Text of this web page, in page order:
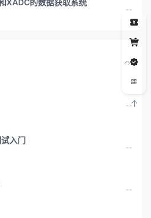
XADC的数据获取系统
--
--
入门
--
--